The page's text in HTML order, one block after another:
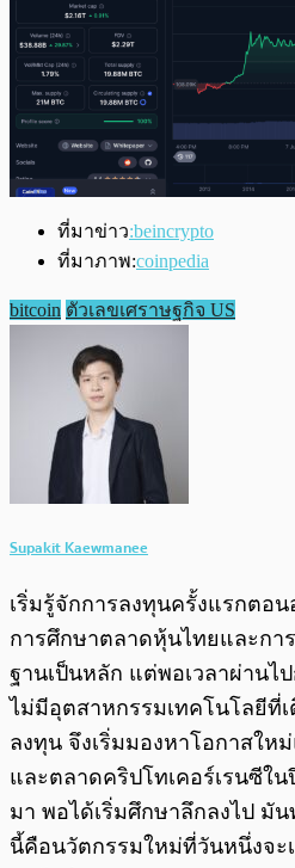
ที่มาข่าว:beincrypto
ที่มาภาพ:coinpedia
bitcoin ตัวเลขเศราษฐกิจ US
Supakit Kaewmanee
เริ่มรู้จักการลงทุนครั้งแรกตอ
การศึกษาตลาดหุ้นไทยและกา
ฐานเป็นหลัก แต่พอเวลาผ่านไ
ไม่มีอุตสาหกรรมเทคโนโลยีที่
ลงทุน จึงเริ่มมองหาโอกาสให
และตลาดคริปโทเคอร์เรนซีใ
มา พอได้เริ่มศึกษาลึกลงไป มั
นี้คือนวัตกรรมใหม่ที่วันหนึ่งจะ